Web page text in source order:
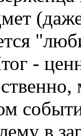
-
в